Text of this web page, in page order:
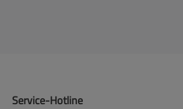
Service-Hotline